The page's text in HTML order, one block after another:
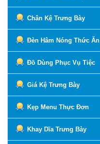
Chân Kệ Trưng Bày
Đèn Hâm Nóng Thức Ăn
Đồ Dùng Phục Vụ Tiệc
Giá Kệ Trưng Bày
Kẹp Menu Thực Đơn
Khay Dĩa Trưng Bày